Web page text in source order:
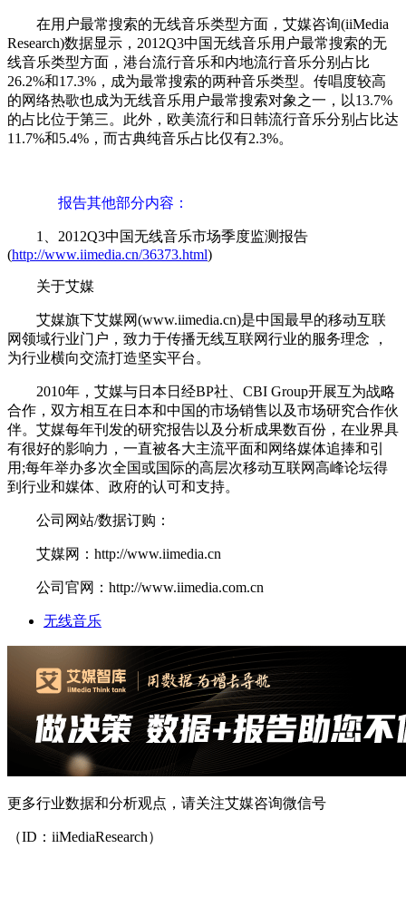
在用户最常搜索的无线音乐类型方面，艾媒咨询(iiMedia
Research)数据显示，2012Q3中国无线音乐用户最常搜索的无
线音乐类型方面，港台流行音乐和内地流行音乐分别占比
26.2%和17.3%，成为最常搜索的两种音乐类型。传唱度较高
的网络热歌也成为无线音乐用户最常搜索对象之一，以13.7%
的占比位于第三。此外，欧美流行和日韩流行音乐分别占比达
11.7%和5.4%，而古典纯音乐占比仅有2.3%。
报告其他部分内容：
1、2012Q3中国无线音乐市场季度监测报告
(http://www.iimedia.cn/36373.html)
关于艾媒
艾媒旗下艾媒网(www.iimedia.cn)是中国最早的移动互联
网领域行业门户，致力于传播无线互联网行业的服务理念 ，
为行业横向交流打造坚实平台。
2010年，艾媒与日本日经BP社、CBI Group开展互为战略
合作，双方相互在日本和中国的市场销售以及市场研究合作伙
伴。艾媒每年刊发的研究报告以及分析成果数百份，在业界具
有很好的影响力，一直被各大主流平面和网络媒体追捧和引
用;每年举办多次全国或国际的高层次移动互联网高峰论坛得
到行业和媒体、政府的认可和支持。
公司网站/数据订购：
艾媒网：http://www.iimedia.cn
公司官网：http://www.iimedia.com.cn
无线音乐
更多行业数据和分析观点，请关注艾媒咨询微信号
（ID：iiMediaResearch）